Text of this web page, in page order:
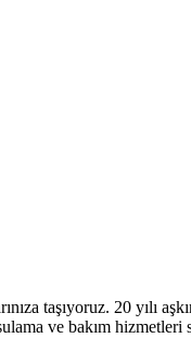
taşıyoruz. 20 yılı
ve bakım hizmetleri